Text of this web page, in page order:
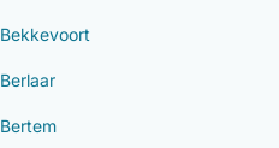
Bekkevoort
Berlaar
Bertem